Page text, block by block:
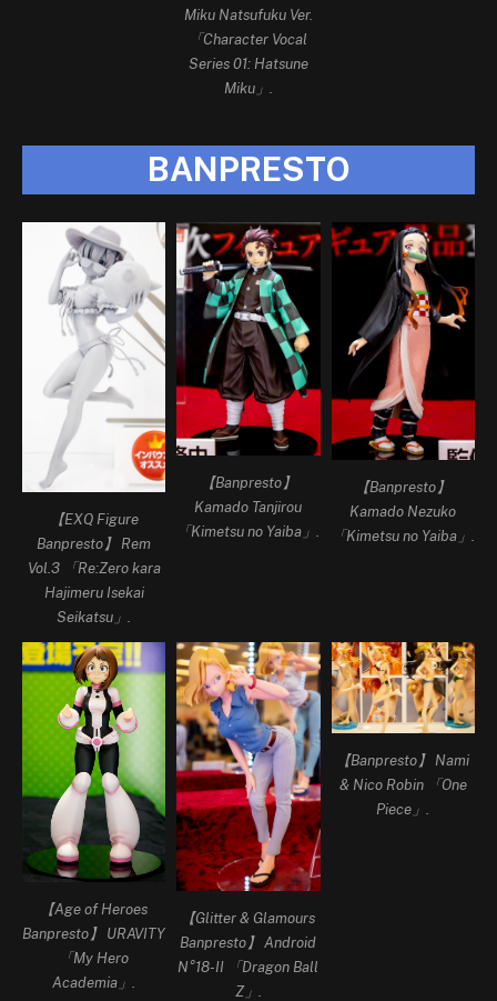
Miku Natsufuku Ver.
「Character Vocal
Series 01: Hatsune
Miku」.
BANPRESTO
【EXQ Figure
Banpresto】 Rem
Vol.3 「Re:Zero kara
Hajimeru Isekai
Seikatsu」.
【Banpresto】
Kamado Tanjirou
「Kimetsu no Yaiba」.
【Banpresto】
Kamado Nezuko
「Kimetsu no Yaiba」.
【Age of Heroes
Banpresto】 URAVITY
「My Hero
Academia」.
【Glitter & Glamours
Banpresto】 Android
N°18-II 「Dragon Ball
Z」.
【Banpresto】 Nami
& Nico Robin 「One
Piece」.